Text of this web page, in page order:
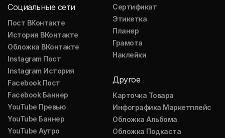
Социальные сети
Пост ВКонтакте
История ВКонтакте
Обложка ВКонтакте
Instagram Пост
Instagram История
Facebook Пост
Facebook Баннер
YouTube Превью
YouTube Баннер
YouTube Аутро
Сертификат
Этикетка
Планер
Грамота
Наклейки
Другое
Карточка Товара
Инфографика Маркетплейс
Обложка Альбома
Обложка Подкаста